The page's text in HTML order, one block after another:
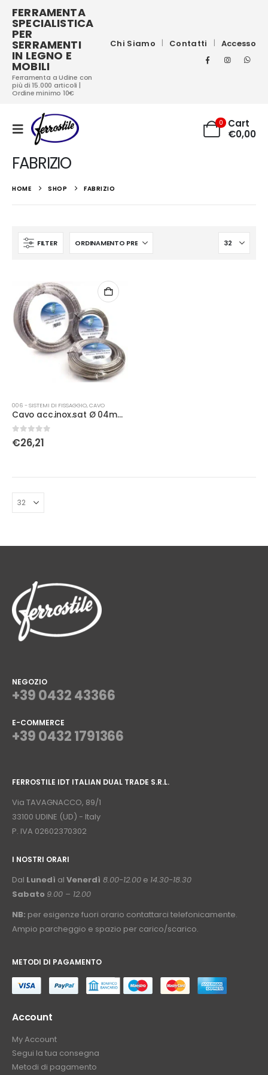
FERRAMENTA
SPECIALISTICA
PER
SERRAMENTI
IN LEGNO E
MOBILI
Ferramenta a Udine con
più di 15.000 articoli |
Ordine minimo 10€
Chi Siamo Contatti Accesso
0
Cart
€0,00
FABRIZIO
HOME SHOP FABRIZIO
FILTER
006 - SISTEMI DI FISSAGGIO,CAVO
Cavo acc.inox.sat Ø 04mm MT 10
0Su 5
€26,21
NEGOZIO
+39 0432 43366
E-COMMERCE
+39 0432 1791366
FERROSTILE IDT ITALIAN DUAL TRADE S.R.L.
Via TAVAGNACCO, 89/1
33100 UDINE (UD) - Italy
P. IVA 02602370302
I NOSTRI ORARI
Dal Lunedì al Venerdì 8.00-12.00 e 14.30-18.30
Sabato 9.00 – 12.00
NB: per esigenze fuori orario contattarci telefonicamente.
Ampio parcheggio e spazio per carico/scarico.
METODI DI PAGAMENTO
Account
My Account
Segui la tua consegna
Metodi di pagamento